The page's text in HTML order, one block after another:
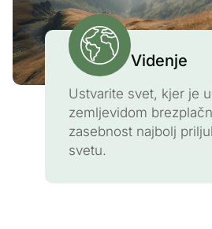
Videnje
Ustvarite svet, kjer je
zemljevidom
zasebnost najbolj
svetu.